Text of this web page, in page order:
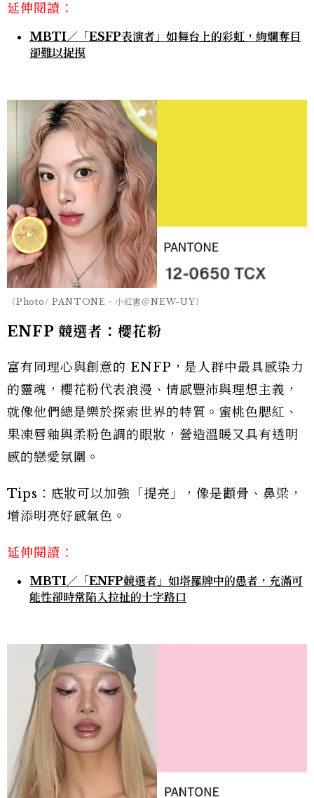
延伸閱讀：
MBTI／「ESFP表演者」如舞台上的彩虹，絢爛奪目
卻難以捉摸
（Photo/ PANTONE、小紅書＠NEW-UY）
ENFP 競選者：櫻花粉
富有同理心與創意的 ENFP，是人群中最具感染力
的靈魂，櫻花粉代表浪漫、情感豐沛與理想主義，
就像他們總是樂於探索世界的特質。蜜桃色腮紅、
果凍唇釉與柔粉色調的眼妝，營造溫暖又具有透明
感的戀愛氛圍。
Tips：底妝可以加強「提亮」，像是顴骨、鼻梁，
增添明亮好感氣色。
延伸閱讀：
MBTI／「ENFP競選者」如塔羅牌中的愚者，充滿可
能性卻時常陷入拉扯的十字路口